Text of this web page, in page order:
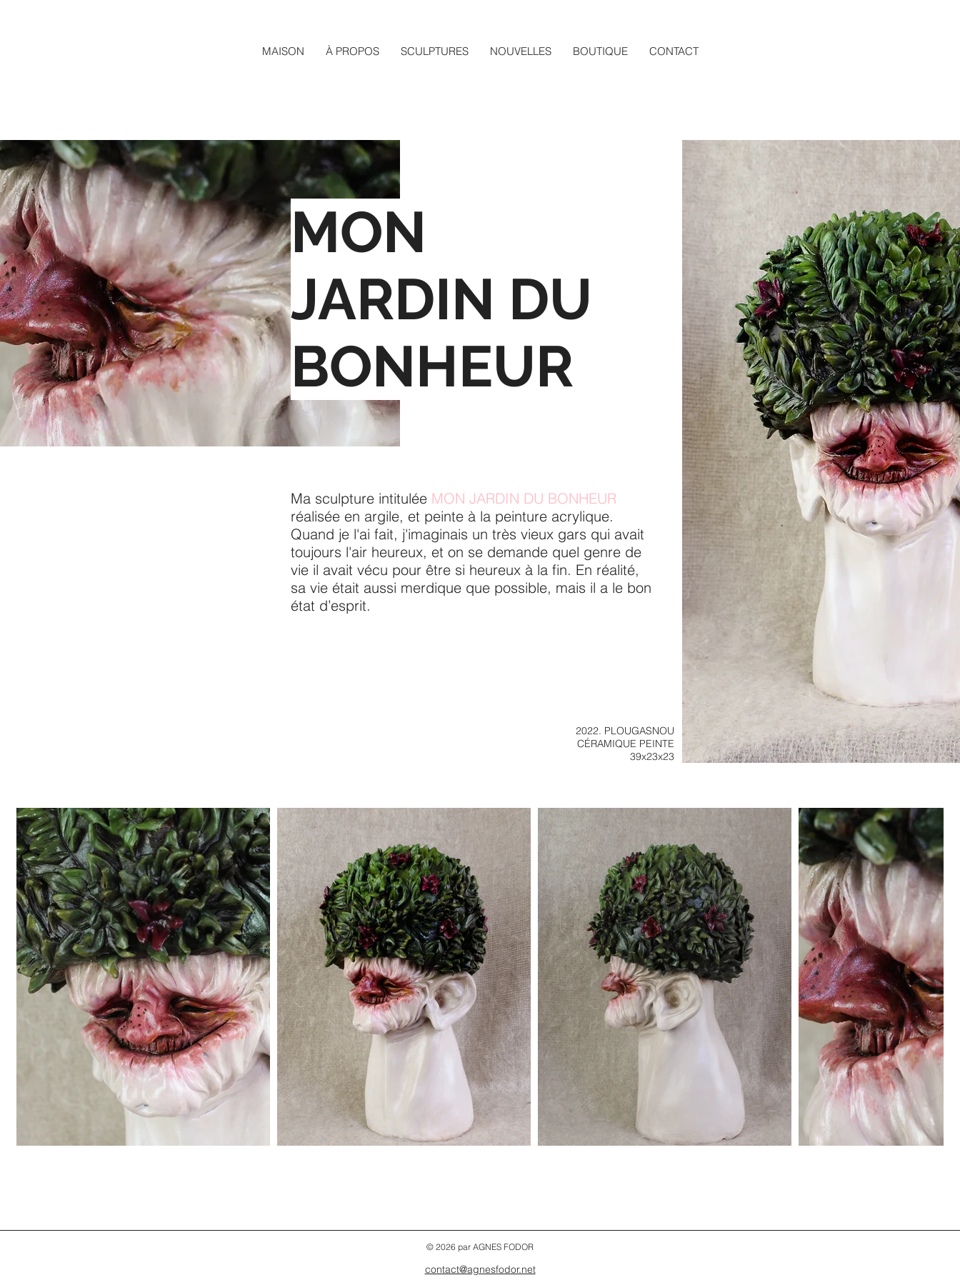
MAISON À PROPOS SCULPTURES NOUVELLES BOUTIQUE CONTACT
MON
JARDIN DU
BONHEUR
Ma sculpture intitulée MON JARDIN DU BONHEUR
réalisée en argile, et peinte à la peinture acrylique.
Quand je l'ai fait, j'imaginais un très vieux gars qui avait
toujours l'air heureux, et on se demande quel genre de
vie il avait vécu pour être si heureux à la fin. En réalité,
sa vie était aussi merdique que possible, mais il a le bon
état d’esprit.
2022. PLOUGASNOU
CÉRAMIQUE PEINTE
39x23x23
© 2026 par AGNES FODOR
contact@agnesfodor.net